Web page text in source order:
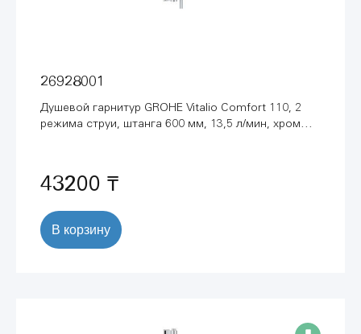
26928001
Душевой гарнитур GROHE Vitalio Comfort 110, 2
режима струи, штанга 600 мм, 13,5 л/мин, хром
43200 ₸
В корзину